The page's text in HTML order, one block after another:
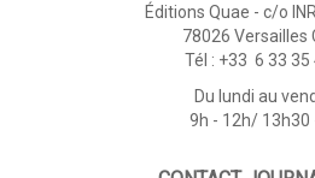
Éditions Quae - c/o
78026 Versailles
Tél : +33 6 33 35
Du lundi au
9h - 12h/ 13h30